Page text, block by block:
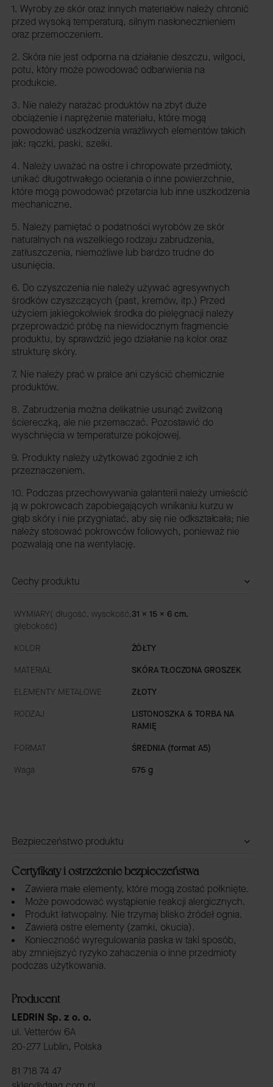
1. Wyroby ze skór oraz innych materiałów należy chronić
przed wysoką temperaturą, silnym nasłonecznieniem
oraz przemoczeniem.
2. Skóra nie jest odporna na działanie deszczu, wilgoci,
potu, który może powodować odbarwienia na
produkcie.
3. Nie należy narażać produktów na zbyt duże
obciążenie i naprężenie materiału, które mogą
powodować uszkodzenia wrażliwych elementów takich
jak: rączki, paski, szelki.
4. Należy uważać na ostre i chropowate przedmioty,
unikać długotrwałego ocierania o inne powierzchnie,
które mogą powodować przetarcia lub inne uszkodzenia
mechaniczne.
5. Należy pamiętać o podatności wyrobów ze skór
naturalnych na wszelkiego rodzaju zabrudzenia,
zatłuszczenia, niemożliwe lub bardzo trudne do
usunięcia.
6. Do czyszczenia nie należy używać agresywnych
środków czyszczących (past, kremów, itp.) Przed
użyciem jakiegokolwiek środka do pielęgnacji należy
przeprowadzić próbę na niewidocznym fragmencie
produktu, by sprawdzić jego działanie na kolor oraz
strukturę skóry.
7. Nie należy prać w pralce ani czyścić chemicznie
produktów.
8. Zabrudzenia można delikatnie usunąć zwilżoną
ściereczką, ale nie przemaczać. Pozostawić do
wyschnięcia w temperaturze pokojowej.
9. Produkty należy użytkować zgodnie z ich
przeznaczeniem.
10. Podczas przechowywania galanterii należy umieścić
ją w pokrowcach zapobiegających wnikaniu kurzu w
głąb skóry i nie przygniatać, aby się nie odkształcała; nie
należy stosować pokrowców foliowych, ponieważ nie
pozwalają one na wentylację.
Cechy produktu
WYMIARY( długość, wysokość,
głębokość)
31 x 15 x 6 cm.
KOLOR
ŻÓŁTY
MATERIAŁ
SKÓRA TŁOCZONA GROSZEK
ELEMENTY METALOWE
ZŁOTY
RODZAJ
LISTONOSZKA & TORBA NA
RAMIĘ
FORMAT
ŚREDNIA (format A5)
Waga
575 g
Bezpieczeństwo produktu
Certyfikaty i ostrzeżenie bezpieczeństwa
Zawiera małe elementy, które mogą zostać połknięte.
Może powodować wystąpienie reakcji alergicznych.
Produkt łatwopalny. Nie trzymaj blisko źródeł ognia.
Zawiera ostre elementy (zamki, okucia).
Konieczność wyregulowania paska w taki sposób,
aby zmniejszyć ryzyko zahaczenia o inne przedmioty
podczas użytkowania.
Producent
LEDRIN Sp. z o. o.
ul. Vetterów 6A
20-277 Lublin, Polska
81 718 74 47